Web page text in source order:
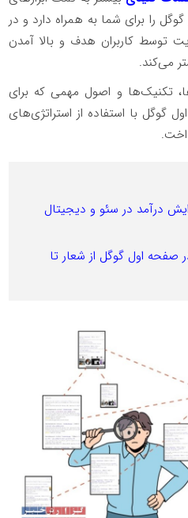
را برای شما به همراه دارد و در
توسط کاربران هدف و بالا آمدن
می‌کند.
تکنیک‌ها و اصول مهمی که برای
گوگل با استفاده از استراتژی‌های
درآمد در سئو و دیجیتال
صفحه اول گوگل از شعار تا